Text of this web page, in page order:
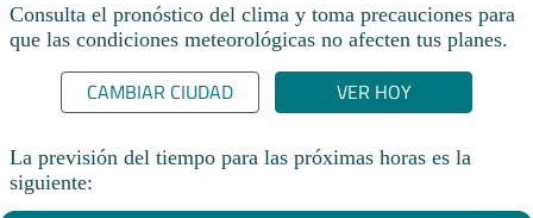
Consulta el pronóstico del clima y toma precauciones para
que las condiciones meteorológicas no afecten tus planes.​
CAMBIAR CIUDAD VER HOY
La previsión del tiempo para las próximas horas es la
siguiente: